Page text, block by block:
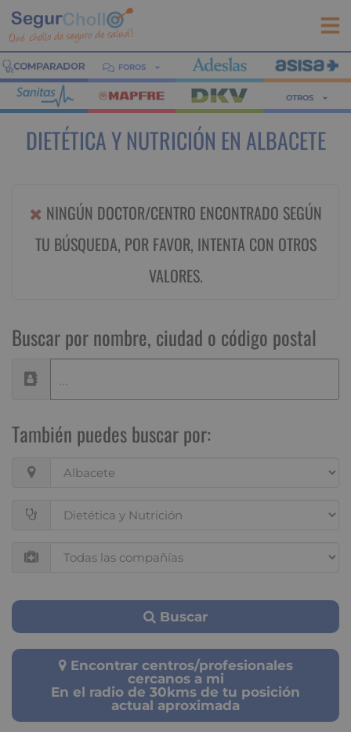
FOROS
OTROS
DIETÉTICA Y NUTRICIÓN EN ALBACETE
NINGÚN DOCTOR/CENTRO ENCONTRADO SEGÚN
TU BÚSQUEDA, POR FAVOR, INTENTA CON OTROS
VALORES.
Buscar por nombre, ciudad o código postal
También puedes buscar por:
Buscar
Encontrar centros/profesionales
cercanos a mi
En el radio de 30kms de tu posición
actual aproximada